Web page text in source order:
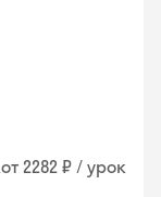
от 2282 ₽ / урок